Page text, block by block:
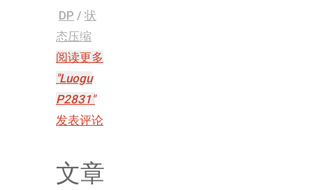
DP / 状
态压缩
阅读更多
"Luogu
P2831"
发表评论
文章